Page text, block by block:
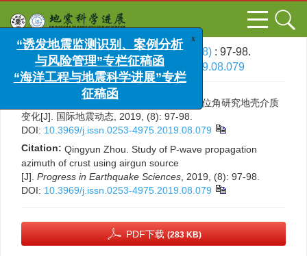
文章导航>国际地震动态>2019 (8) : 97-98.
> DOI:10.3969/j.issn.0253-4975.2019.08.079
周青云. 利用气枪震源P波传播方位角研究地壳介质
变化[J]. 国际地震动态, 2019, (8): 97-98.
DOI: 10.3969/j.issn.0253-4975.2019.08.079
Citation: Qingyun Zhou. Study of P-wave propagation
azimuth of crust using airgun source
[J]. Progress in Earthquake Sciences , 2019, (8): 97-98.
DOI: 10.3969/j.issn.0253-4975.2019.08.079
PDF下载 (283 KB)
x
“诱发地震监测识别、案例分析
与风险管理”专栏征稿函
“海洋工程与地震科学进展”专栏
征稿函